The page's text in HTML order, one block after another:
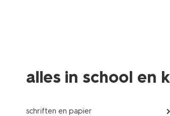
alles in school en
schriften en papier